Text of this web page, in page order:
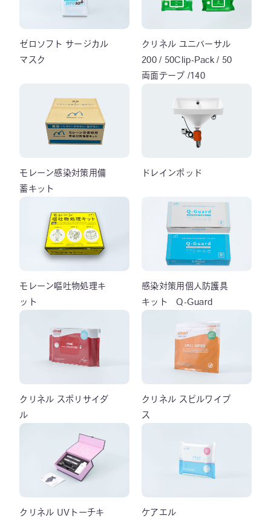
ゼロソフト サージカル
マスク
クリネル ユニバーサル
200 / 50Clip-Pack / 50
両面テープ /140
モレーン感染対策用備
蓄キット
ドレインポッド
モレーン嘔吐物処理キ
ット
感染対策用個人防護具
キット Q-Guard
クリネル スポリサイダ
ル
クリネル スピルワイプ
ス
クリネル UVトーチキ
ケアエル